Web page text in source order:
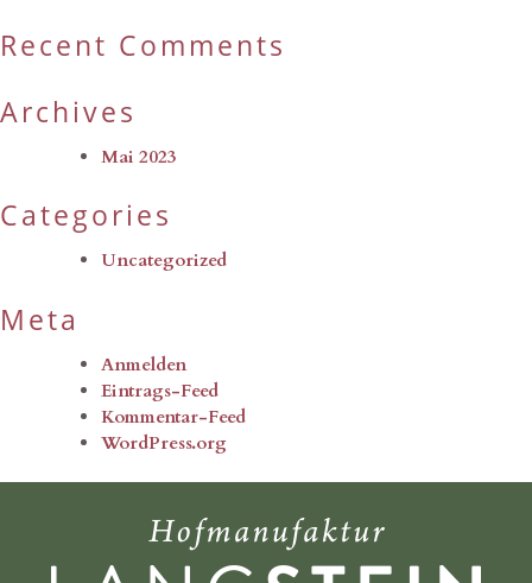
Recent Comments
Archives
Mai 2023
Categories
Uncategorized
Meta
Anmelden
Eintrags-Feed
Kommentar-Feed
WordPress.org